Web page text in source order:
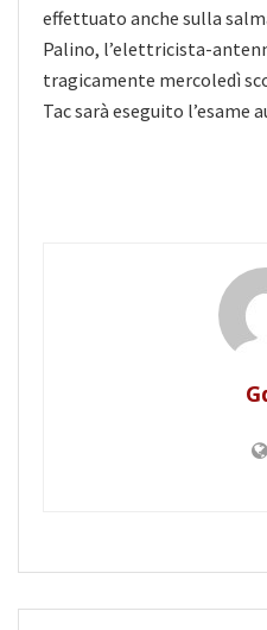
effettuato anche sulla
Palino, l’elettricista-
tragicamente mercoledì
Tac sarà eseguito l’esame